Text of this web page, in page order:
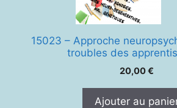
15023 – Approche
troubles des
20,00€
Ajouter au